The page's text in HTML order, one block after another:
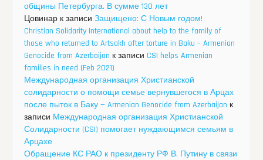
общины Петербурга. В сумме 130 лет
Цовинар к записи Защищено: С Новым годом!
Christian Solidarity International about help to the family of
those who returned to Artsakh after torture in Baku – Armenian
Genocide from Azerbaijan к записи CSI helps Armenian
families in need (Feb 2021)
Международная организация Христианской
солидарности о помощи семье вернувшегося в Арцах
после пыток в Баку — Armenian Genocide from Azerbaijan к
записи Международная организация Христианской
Солидарности (CSI) помогает нуждающимся семьям в
Арцахе
Обращение КС РАО к президенту РФ В. Путину в связи